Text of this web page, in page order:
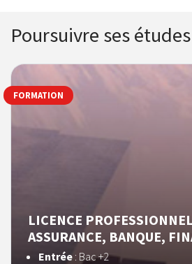
Poursuivre ses
LICENCE
ASSURANCE, BANQUE,
Entrée : Bac +2
FORMATION